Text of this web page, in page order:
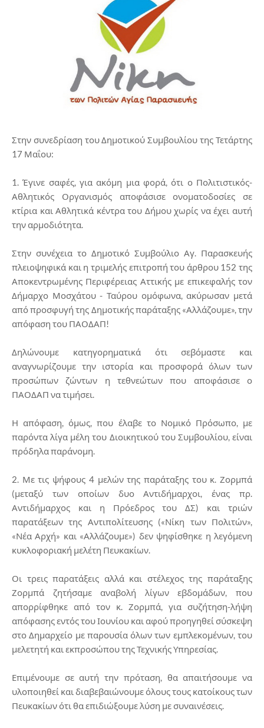
Στην συνεδρίαση του Δημοτικού Συμβουλίου της Τετάρτης
17 Μαΐου:
1. Έγινε σαφές, για ακόμη μια φορά, ότι ο Πολιτιστικός-
Αθλητικός Οργανισμός αποφάσισε ονοματοδοσίες σε
κτίρια και Αθλητικά κέντρα του Δήμου χωρίς να έχει αυτή
την αρμοδιότητα.
Στην συνέχεια το Δημοτικό Συμβούλιο Αγ. Παρασκευής
πλειοψηφικά και η τριμελής επιτροπή του άρθρου 152 της
Αποκεντρωμένης Περιφέρειας Αττικής με επικεφαλής τον
Δήμαρχο Μοσχάτου - Ταύρου ομόφωνα, ακύρωσαν μετά
από προσφυγή της Δημοτικής παράταξης «Αλλάζουμε», την
απόφαση του ΠΑΟΔΑΠ!
Δηλώνουμε κατηγορηματικά ότι σεβόμαστε και
αναγνωρίζουμε την ιστορία και προσφορά όλων των
προσώπων ζώντων η τεθνεώτων που αποφάσισε ο
ΠΑΟΔΑΠ να τιμήσει.
Η απόφαση, όμως, που έλαβε το Νομικό Πρόσωπο, με
παρόντα λίγα μέλη του Διοικητικού του Συμβουλίου, είναι
πρόδηλα παράνομη.
2. Με τις ψήφους 4 μελών της παράταξης του κ. Ζορμπά
(μεταξύ των οποίων δυο Αντιδήμαρχοι, ένας πρ.
Αντιδήμαρχος και η Πρόεδρος του ΔΣ) και τριών
παρατάξεων της Αντιπολίτευσης («Νίκη των Πολιτών»,
«Νέα Αρχή» και «Αλλάζουμε») δεν ψηφίσθηκε η λεγόμενη
κυκλοφοριακή μελέτη Πευκακίων.
Οι τρεις παρατάξεις αλλά και στέλεχος της παράταξης
Ζορμπά ζητήσαμε αναβολή λίγων εβδομάδων, που
απορρίφθηκε από τον κ. Ζορμπά, για συζήτηση-λήψη
απόφασης εντός του Ιουνίου και αφού προηγηθεί σύσκεψη
στο Δημαρχείο με παρουσία όλων των εμπλεκομένων, του
μελετητή και εκπροσώπου της Τεχνικής Υπηρεσίας.
Επιμένουμε σε αυτή την πρόταση, θα απαιτήσουμε να
υλοποιηθεί και διαβεβαιώνουμε όλους τους κατοίκους των
Πευκακίων ότι θα επιδιώξουμε λύση με συναινέσεις.